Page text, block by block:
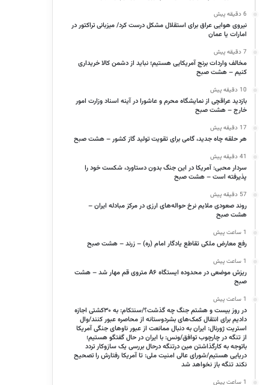
6 دقیقه پیش
نیروی هوایی عراق برای استقلال مشکل درست کرد/ میزبانی تراکتور در
امارات یا عمان
7 دقیقه پیش
مخالف واردات برنج آمریکایی هستیم؛ نباید از دشمن کالا خریداری
کنیم – هشت صبح
10 دقیقه پیش
بازدید عراقچی از نمایشگاه محرم و عاشورا در آینه اسناد وزارت امور
خارج – هشت صبح
17 دقیقه پیش
هر حلقه چاه جدید، گامی برای تقویت تولید گاز کشور – هشت صبح
41 دقیقه پیش
سردار محبی: آمریکا در این جنگ بدون دستاورد، شکست خود را
پذیرفته است – هشت صبح
57 دقیقه پیش
روند صعودی ملایم نرخ حواله‌های ارزی در مرکز مبادله ایران –
هشت صبح
1 ساعت پیش
رفع معارض ملکی تقاطع یادگار امام (ره) – زرند – هشت صبح
1 ساعت پیش
ریزش موضعی در محدوده ایستگاه A۶ متروی قم مهار شد – هشت
صبح
1 ساعت پیش
در روز بیست و هشتم جنگ چه گذشت؟/سنتکام: به ۳۰کشتی اجازه
دادیم برای انتقال کمک‌های بشردوستانه از محاصره عبور کنند/وال
استریت ژورنال: ایران به دنبال ممانعت از عبور ناوهای جنگی آمریکا
از تنگه در چارچوب توافق/ونس: با ایران در حال گفتگو هستیم؛
باتوجه به کارگذاشتن مین درتنگه درحال بررسی یک سازوکار تردد
دریایی هستیم/شورای عالی امنیت ملی: تا آمریکا رفتارش را تصحیح
نکند تنگه باز نخواهد شد
1 ساعت پیش